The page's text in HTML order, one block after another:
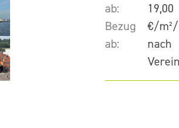
ab:
19,00
€/
Bezug
ab:
nach